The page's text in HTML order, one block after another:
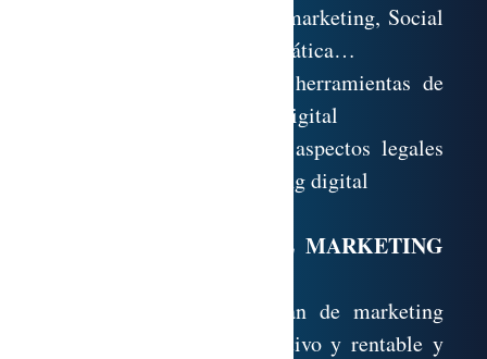
SEM, Display, Email marketing, Social
Ads, Inbound, Programática…
Conocimiento de las herramientas de
research y validación digital
Entendimiento de los aspectos legales
esenciales del marketing digital
MÓDULO 2. PLAN DE MARKETING
Planteamiento del plan de marketing
digital completo, efectivo y rentable y